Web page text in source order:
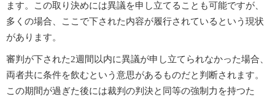
ます。この取り決めには異議を申し立てることも可能ですが、
多くの場合、ここで下された内容が履行されているという現状
があります。
審判が下された2週間以内に異議が申し立てられなかった場合、
両者共に条件を飲むという意思があるものだと判断されます。
この期間が過ぎた後には裁判の判決と同等の強制力を持つた